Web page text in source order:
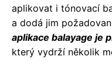
aplikovat i tónovací
a dodá jim
aplikace balayage je
který vydrží několik